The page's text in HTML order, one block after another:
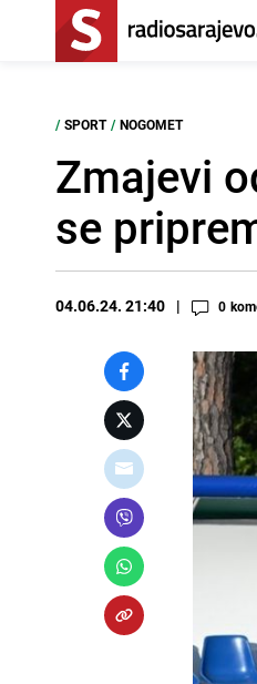
/ SPORT / NOGOMET
Zmajevi
se
04.06.24. 21:40 0